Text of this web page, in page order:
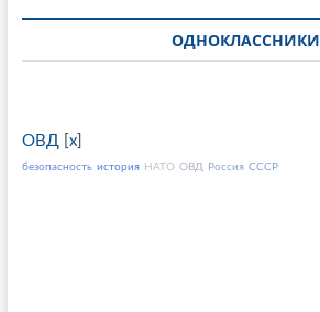
ОДНОКЛАССНИКИ
ОВД x]
безопасность история НАТО ОВД Россия СССР